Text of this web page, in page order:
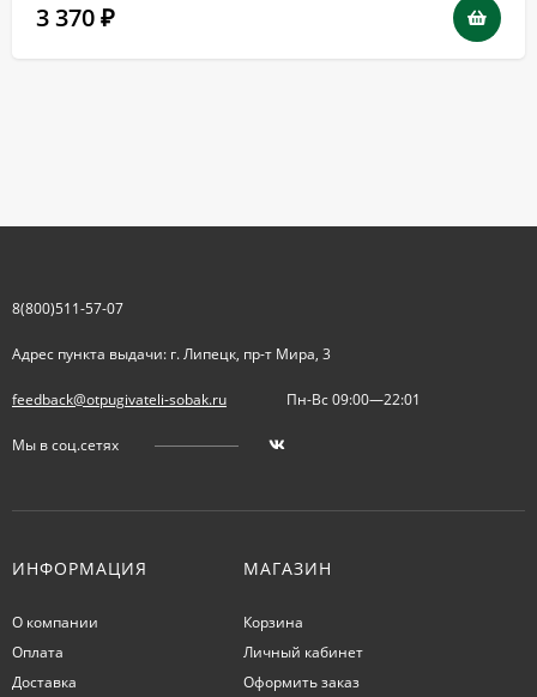
3 370 ₽
8(800)511-57-07
Адрес пункта выдачи: г. Липецк, пр-т Мира, 3
feedback@otpugivateli-sobak.ru Пн-Вс 09:00—22:01
Мы в соц.сетях
ИНФОРМАЦИЯ
О компании
Оплата
Доставка
МАГАЗИН
Корзина
Личный кабинет
Оформить заказ